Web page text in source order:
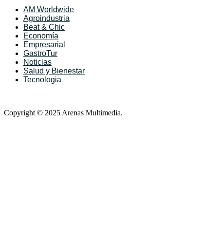
AM Worldwide
Agroindustria
Beat & Chic
Economía
Empresarial
GastroTur
Noticias
Salud y Bienestar
Tecnologia
Copyright © 2025 Arenas Multimedia.